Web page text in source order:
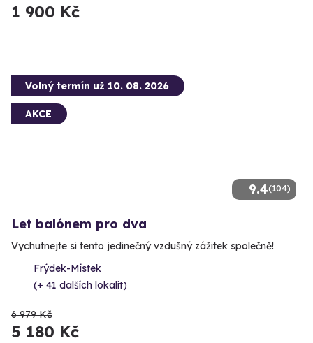
1 900 Kč
9.4(104)
Volný termín už 10. 08. 2026
AKCE
Let balónem pro dva
Vychutnejte si tento jedinečný vzdušný zážitek společně!
Frýdek-Místek
(+ 41 dalších lokalit)
6 979 Kč
5 180 Kč